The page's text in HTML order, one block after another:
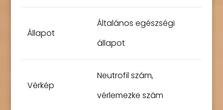
Állapot
Általános egészségi
állapot
Vérkép
Neutrofil szám,
vérlemezke szám